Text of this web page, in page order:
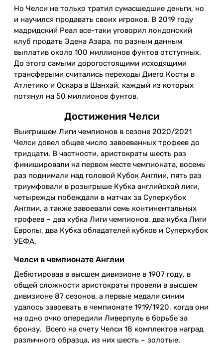
Но Челси не только тратил сумасшедшие деньги, но
и научился продавать своих игроков. В 2019 году
мадридский Реал все-таки уговорил лондонский
клуб продать Эдена Азара, по разным данным
выплатив около 100 миллионов фунтов отступных.
До этого самыми дорогостоящими исходящими
трансферыми считались переходы Диего Косты в
Атлетико и Оскара в Шанхай, каждый из которых
потянул на 50 миллионов фунтов.
Достижения Челси
Выигрышем Лиги чемпионов в сезоне 2020/2021
Челси довел общее число завоеванных трофеев до
тридцати. В частности, аристократы шесть раз
финишировали на первом месте чемпионата, восемь
раз поднимали над головой Кубок Англии, пять раз
триумфовали в розыгрыше Кубка английской лиги,
четырежды побеждали в матчах за Суперкубок
Англии, а также завоевали семь континентальных
трофеев – два кубка Лиги чемпионов, два кубка Лиги
Европы, два Кубка обладателей кубков и Суперкубок
УЕФА.
Челси в чемпионате Англии
Дебютировав в высшем дивизионе в 1907 году, в
общей сложности аристократы провели в высшем
дивизионе 87 сезонов, а первые медали синим
удалось завоевать в чемпионате 1919/1920, когда они
на одно очко опередили Ливерпуль в борьбе за
бронзу. Всего на счету Челси 18 комплектов наград
различного образца, из них шесть – золотые.